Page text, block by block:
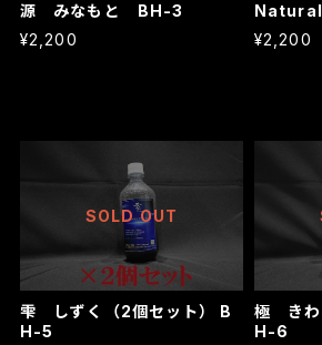
源 みなもと BH-3
¥2,200
¥2,200
SOLD OUT
雫 しずく（2個セット） B
H-5
極 きわ
H-6